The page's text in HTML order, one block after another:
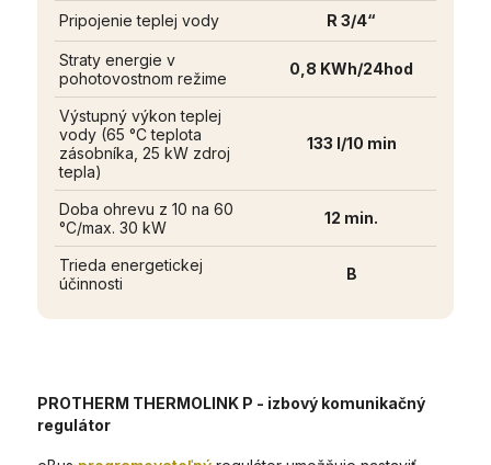
Pripojenie teplej vody R 3/4“
Straty energie v
pohotovostnom režime
0,8 KWh/24hod
Výstupný výkon teplej
vody (65 °C teplota
zásobníka, 25 kW zdroj
tepla)
133 l/10 min
Doba ohrevu z 10 na 60
°C/max. 30 kW
12 min.
Trieda energetickej
účinnosti
B
PROTHERM THERMOLINK P - izbový komunikačný
regulátor